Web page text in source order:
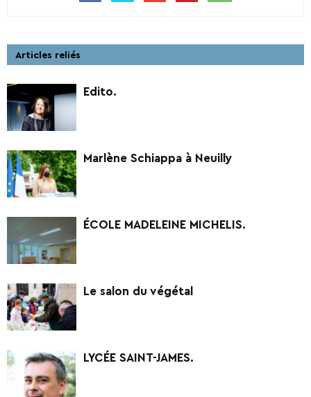
Articles reliés
Edito.
Marlène Schiappa à Neuilly
ÉCOLE MADELEINE MICHELIS.
Le salon du végétal
LYCÉE SAINT-JAMES.